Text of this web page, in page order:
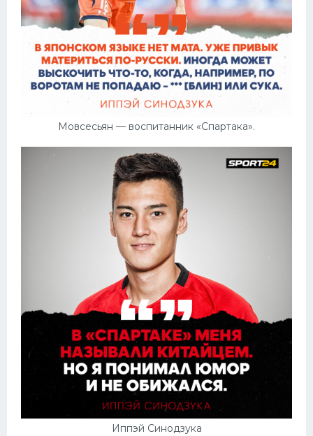
Мовсесьян — воспитанник «Спартака».
Иппэй Синодзука